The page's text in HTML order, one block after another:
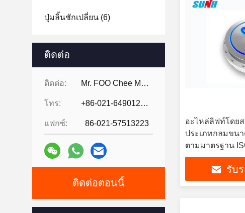
ปุ่มลิ้นชักเปลี่ยน (6)
ติดต่อ
ติดต่อ: Mr. FOO Chee Meng
โทร: +86-021-64901255-802
แฟกซ์: 86-021-57513223
ติดต่อตอนนี้
อะไหล่ลิฟท์โดย
ประเภทกลมขน
ตามมาตรฐาน
รับ